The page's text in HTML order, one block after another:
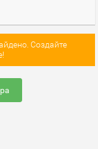
Создайте